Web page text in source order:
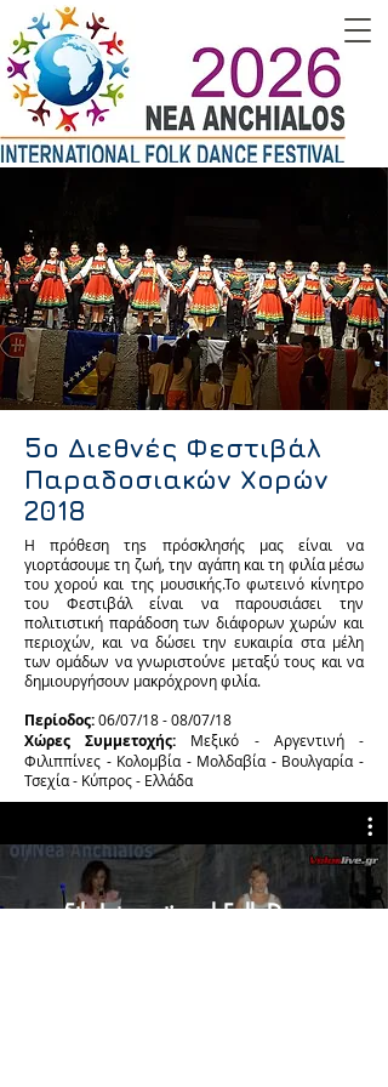
5ο Διεθνές Φεστιβάλ
Παραδοσιακών Χορών
2018
Η πρόθεση τηs πρόσκλησής μας είναι να
γιορτάσουμε τη ζωή, την αγάπη και τη φιλία μέσω
του χορού και της μουσικής.Το φωτεινό κίνητρο
του Φεστιβάλ είναι να παρουσιάσει την
πολιτιστική παράδοση των διάφορων χωρών και
περιοχών, και να δώσει την ευκαιρία στα μέλη
των ομάδων να γνωριστούνε μεταξύ τους και να
δημιουργήσουν μακρόχρονη φιλία.
Περίοδος:06/07/18 - 08/07/18
Χώρες Συμμετοχής: Μεξικό - Αργεντινή -
Φιλιππίνες - Κολομβία - Μολδαβία - Βουλγαρία -
Τσεχία - Κύπρος - Ελλάδα
5th International Folk Dance